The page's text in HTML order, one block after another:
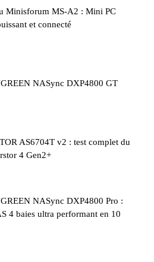
Minisforum MS-A2 : Mini PC
et connecté
NASync DXP4800 GT
AS6704T v2 : test complet du
4 Gen2+
NASync DXP4800 Pro :
4 baies ultra performant en 10